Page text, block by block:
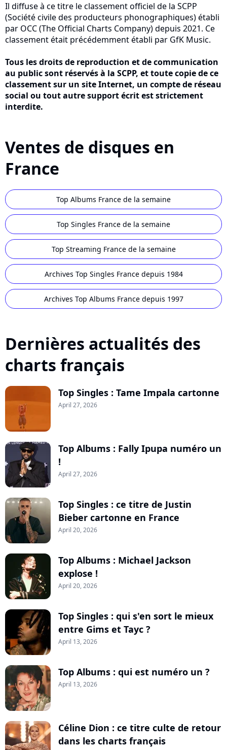
Il diffuse à ce titre le classement officiel de la SCPP
(Société civile des producteurs phonographiques) établi
par OCC (The Official Charts Company) depuis 2021. Ce
classement était précédemment établi par GfK Music.
Tous les droits de reproduction et de communication
au public sont réservés à la SCPP, et toute copie de ce
classement sur un site Internet, un compte de réseau
social ou tout autre support écrit est strictement
interdite.
Ventes de disques en
France
Top Albums France de la semaine
Top Singles France de la semaine
Top Streaming France de la semaine
Archives Top Singles France depuis 1984
Archives Top Albums France depuis 1997
Dernières actualités des
charts français
Top Singles : Tame Impala cartonne
April 27, 2026
Top Albums : Fally Ipupa numéro un
!
April 27, 2026
Top Singles : ce titre de Justin
Bieber cartonne en France
April 20, 2026
Top Albums : Michael Jackson
explose !
April 20, 2026
Top Singles : qui s'en sort le mieux
entre Gims et Tayc ?
April 13, 2026
Top Albums : qui est numéro un ?
April 13, 2026
Céline Dion : ce titre culte de retour
dans les charts français